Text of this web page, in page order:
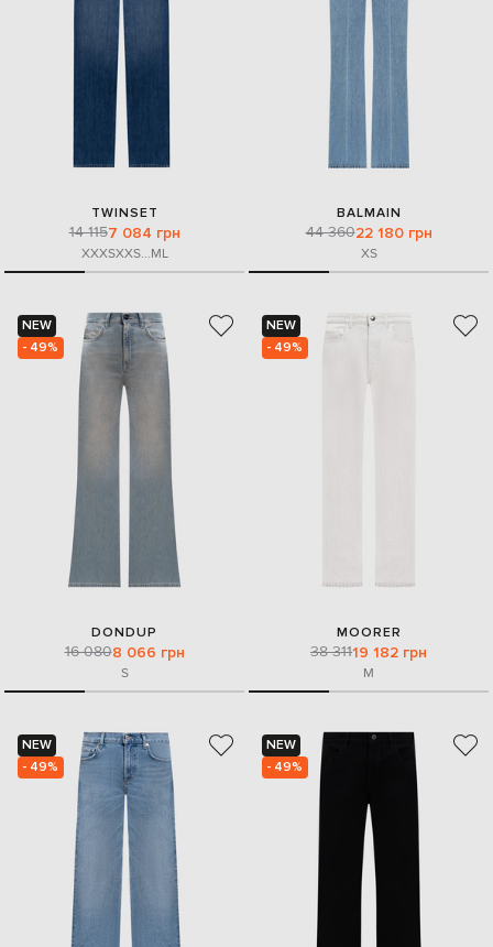
TWINSET
14 1157 084 грн
XXXSXXS...ML
BALMAIN
44 36022 180 грн
XS
NEW
- 49%
DONDUP
16 0808 066 грн
S
NEW
- 49%
MOORER
38 31119 182 грн
M
NEW
- 49%
NEW
- 49%